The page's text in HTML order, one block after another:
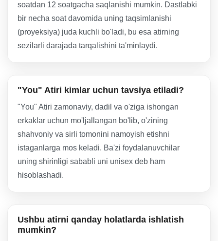
soatdan 12 soatgacha saqlanishi mumkin. Dastlabki
bir necha soat davomida uning taqsimlanishi
(proyeksiya) juda kuchli bo'ladi, bu esa atirning
sezilarli darajada tarqalishini ta'minlaydi.
"You" Atiri kimlar uchun tavsiya etiladi?
"You" Atiri zamonaviy, dadil va o'ziga ishongan
erkaklar uchun mo'ljallangan bo'lib, o'zining
shahvoniy va sirli tomonini namoyish etishni
istaganlarga mos keladi. Ba'zi foydalanuvchilar
uning shirinligi sababli uni unisex deb ham
hisoblashadi.
Ushbu atirni qanday holatlarda ishlatish
mumkin?